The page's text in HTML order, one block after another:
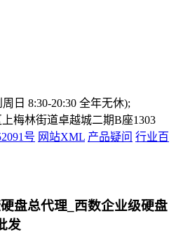
日 8:30-20:30 全年无休);
梅林街道卓越城二期B座1303
号 网站XML 产品疑问 行业百
盘总代理_西数企业级硬盘
发